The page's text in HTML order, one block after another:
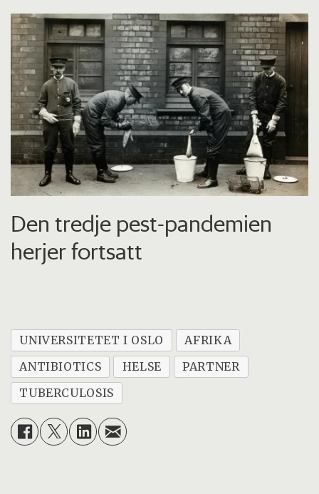
Den tredje pest-pandemien
herjer fortsatt
UNIVERSITETET I OSLO
AFRIKA
ANTIBIOTICS
HELSE
PARTNER
TUBERCULOSIS